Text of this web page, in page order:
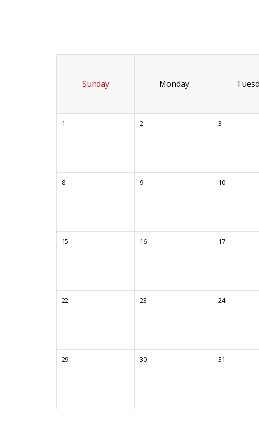
Sunday Monday
1 2 3
8 9 10
15 16 17
22 23 24
29 30 31